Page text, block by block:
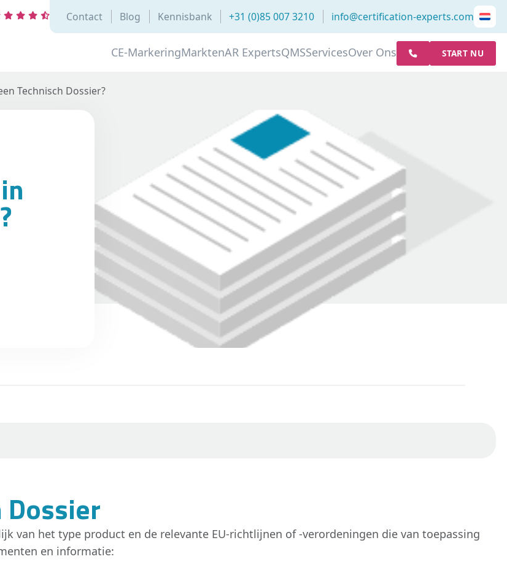
Contact Blog Kennisbank +31 (0)85 007 3210 info@certification-experts.com
CE-MarkeringMarktenAR ExpertsQMSServicesOver Ons START NU
Technisch Dossier?
Dossier
van het type product en de relevante EU-richtlijnen of -verordeningen die van toepassing
en informatie: